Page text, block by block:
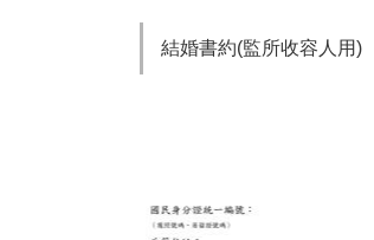
結婚書約(監所收容人用)